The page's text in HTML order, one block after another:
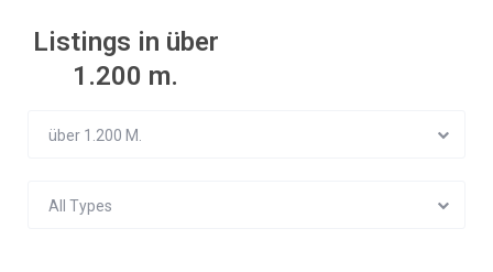
Listings in über
1.200 m.
über 1.200 M.
All Types